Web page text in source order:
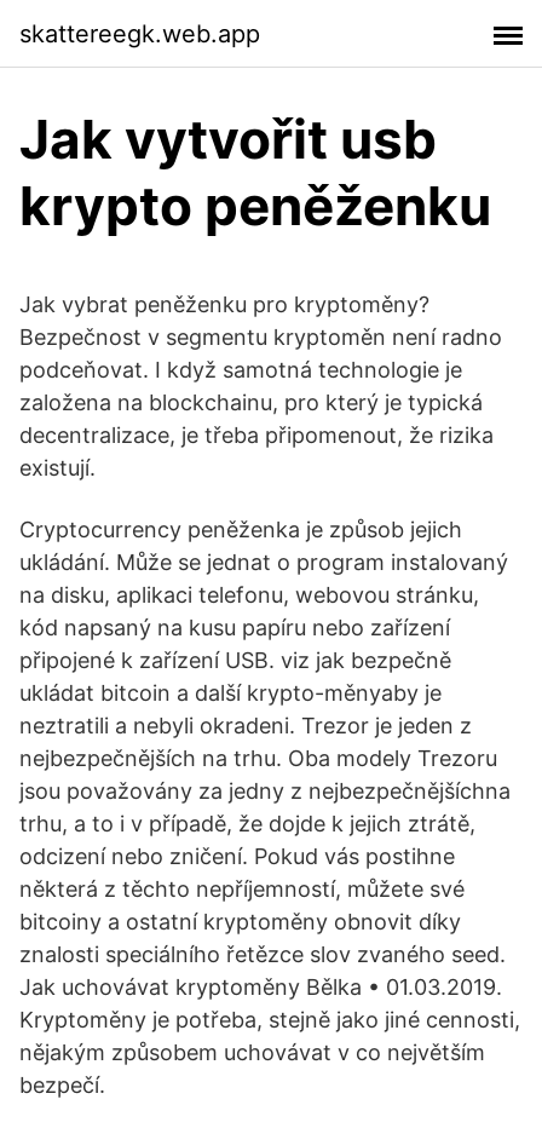
skattereegk.web.app
Jak vytvořit usb
krypto peněženku
Jak vybrat peněženku pro kryptoměny?
Bezpečnost v segmentu kryptoměn není radno
podceňovat. I když samotná technologie je
založena na blockchainu, pro který je typická
decentralizace, je třeba připomenout, že rizika
existují.
Cryptocurrency peněženka je způsob jejich
ukládání. Může se jednat o program instalovaný
na disku, aplikaci telefonu, webovou stránku,
kód napsaný na kusu papíru nebo zařízení
připojené k zařízení USB. viz jak bezpečně
ukládat bitcoin a další krypto-měnyaby je
neztratili a nebyli okradeni. Trezor je jeden z
nejbezpečnějších na trhu. Oba modely Trezoru
jsou považovány za jedny z nejbezpečnějšíchna
trhu, a to i v případě, že dojde k jejich ztrátě,
odcizení nebo zničení. Pokud vás postihne
některá z těchto nepříjemností, můžete své
bitcoiny a ostatní kryptoměny obnovit díky
znalosti speciálního řetězce slov zvaného seed.
Jak uchovávat kryptoměny Bělka • 01.03.2019.
Kryptoměny je potřeba, stejně jako jiné cennosti,
nějakým způsobem uchovávat v co největším
bezpečí.